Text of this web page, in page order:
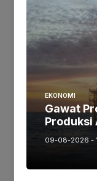
PNS Pemkab
Berharap Bisa
EKONOMI
Gawat
Produksi
09-08-2026 -